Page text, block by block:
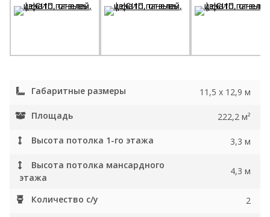
Габаритные размеры 11,5 х 12,9 м
Площадь 222,2 м²
Высота потолка 1-го этажа 3,3 м
Высота потолка мансардного
этажа
4,3 м
Количество с/у 2